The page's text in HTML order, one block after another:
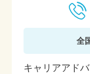
全
キャリアアド